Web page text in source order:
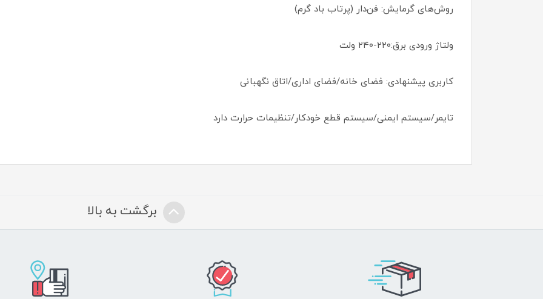
روش‌های گرمایش: فن‌دار (پرتاب باد گرم)
ولتاژ ورودی برق:۲۲۰-۲۴۰ ولت
کاربری پیشنهادی: فضای خانه/فضای اداری/اتاق نگهبانی
تایمر/سیستم ایمنی/سیستم قطع خودکار/تنظیمات حرارت دارد
برگشت به بالا